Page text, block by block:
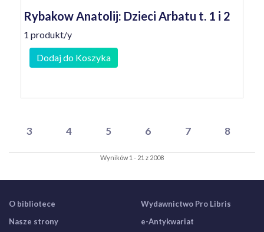
Rybakow Anatolij: Dzieci Arbatu t. 1 i 2
1 produkt/y
Dodaj do Koszyka
3 4 5 6 7 8
Wyników 1 - 21 z 2008
O bibliotece
Nasze strony
Wydawnictwo Pro Libris
e-Antykwariat